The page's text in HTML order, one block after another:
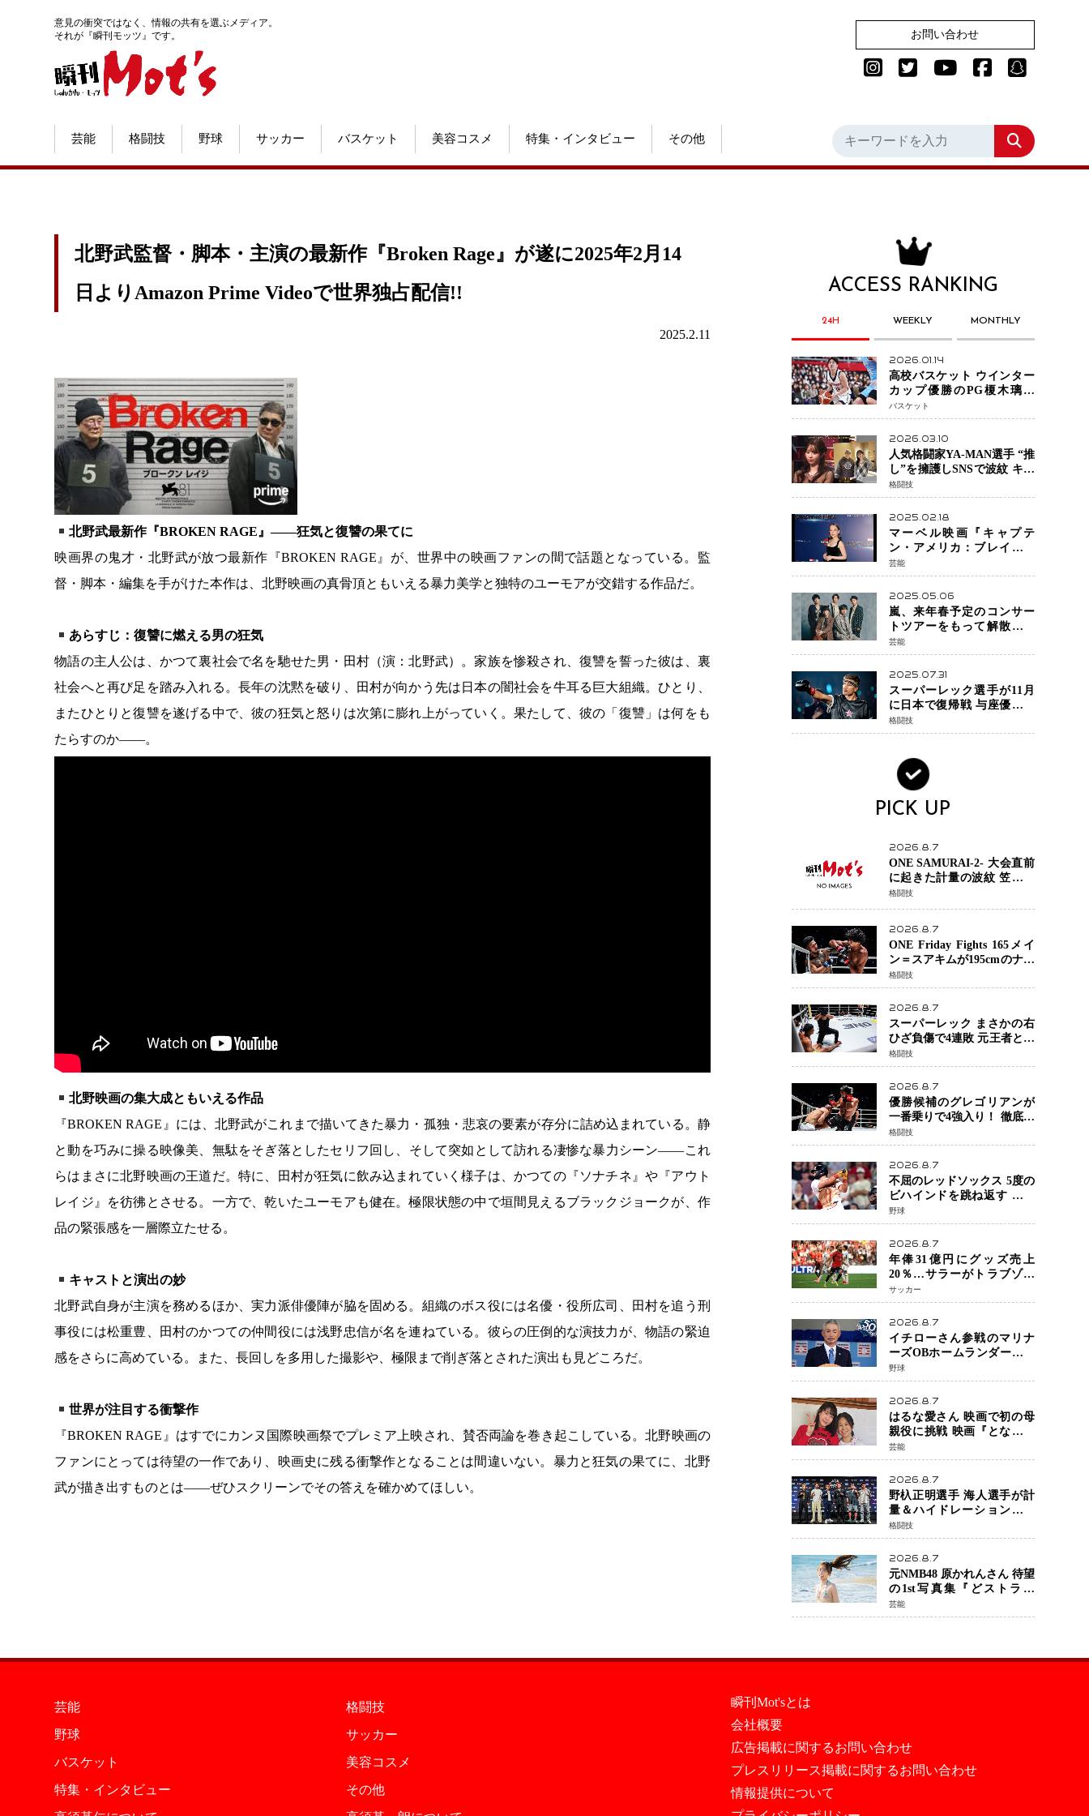
意見の衝突ではなく、情報の共有を選ぶメディア。
それが『瞬刊モッツ』です。
お問い合わせ
芸能 格闘技 野球 サッカー バスケット 美容コスメ 特集・インタビュー その他
北野武監督・脚本・主演の最新作『Broken Rage』が遂に2025年2月14
日よりAmazon Prime Videoで世界独占配信!!
2025.2.11
北野武最新作『BROKEN RAGE』——狂気と復讐の果てに
映画界の鬼才・北野武が放つ最新作『BROKEN RAGE』が、世界中の映画ファンの間で話題となっている。監
督・脚本・編集を手がけた本作は、北野映画の真骨頂ともいえる暴力美学と独特のユーモアが交錯する作品だ。
あらすじ：復讐に燃える男の狂気
物語の主人公は、かつて裏社会で名を馳せた男・田村（演：北野武）。家族を惨殺され、復讐を誓った彼は、裏
社会へと再び足を踏み入れる。長年の沈黙を破り、田村が向かう先は日本の闇社会を牛耳る巨大組織。ひとり、
またひとりと復讐を遂げる中で、彼の狂気と怒りは次第に膨れ上がっていく。果たして、彼の「復讐」は何をも
たらすのか——。
北野映画の集大成ともいえる作品
『BROKEN RAGE』には、北野武がこれまで描いてきた暴力・孤独・悲哀の要素が存分に詰め込まれている。静
と動を巧みに操る映像美、無駄をそぎ落としたセリフ回し、そして突如として訪れる凄惨な暴力シーン——これ
らはまさに北野映画の王道だ。特に、田村が狂気に飲み込まれていく様子は、かつての『ソナチネ』や『アウト
レイジ』を彷彿とさせる。一方で、乾いたユーモアも健在。極限状態の中で垣間見えるブラックジョークが、作
品の緊張感を一層際立たせる。
キャストと演出の妙
北野武自身が主演を務めるほか、実力派俳優陣が脇を固める。組織のボス役には名優・役所広司、田村を追う刑
事役には松重豊、田村のかつての仲間役には浅野忠信が名を連ねている。彼らの圧倒的な演技力が、物語の緊迫
感をさらに高めている。また、長回しを多用した撮影や、極限まで削ぎ落とされた演出も見どころだ。
世界が注目する衝撃作
『BROKEN RAGE』はすでにカンヌ国際映画祭でプレミア上映され、賛否両論を巻き起こしている。北野映画の
ファンにとっては待望の一作であり、映画史に残る衝撃作となることは間違いない。暴力と狂気の果てに、北野
武が描き出すものとは——ぜひスクリーンでその答えを確かめてほしい。
ACCESS RANKING
24H WEEKLY MONTHLY
2026.01.14
高校バスケット ウインター
カップ優勝のPG榎木璃旺
（えのき・りお）がプロの
現場へ―。
バスケット
2026.03.10
人気格闘家YA-MAN選手 “推
し”を擁護しSNSで波紋 キャ
バクラ番組騒動に参戦…結
果的にPR効果も？
格闘技
2025.02.18
マーベル映画『キャプテ
ン・アメリカ：ブレイブ・
ニュー・ワールド』 新ブラ
ック・ウィドウ役のシラ・
ハースとは！？
芸能
2025.05.06
嵐、来年春予定のコンサー
トツアーをもって解散 フ
ァンクラブも2026年5月末で
活動終了
芸能
2025.07.31
スーパーレック選手が11月
に日本で復帰戦 与座優貴選
手との激突に「すべての技
術を見せたい」
格闘技
PICK UP
2026.8.7
ONE SAMURAI-2- 大会直前
に起きた計量の波紋 笠原弘
希ら注目ファイターは契約
体重で決戦へ、山本歩夢と
格闘技
2026.8.7
ONE Friday Fights 165メイ
ン＝スアキムが195cmのナビ
ル・アナンからダウン奪
取！猛反撃を耐え抜き判定
勝利、8連勝を達成
格闘技
2026.8.7
スーパーレック まさかの右
ひざ負傷で4連敗 元王者とし
て異例の苦境…「アクシデ
ント」でも消えない危険信
号
格闘技
2026.8.7
優勝候補のグレゴリアンが
一番乗りで4強入り！ 徹底し
たローキックでウスビャン
を攻略、判定勝利
格闘技
2026.8.7
不屈のレッドソックス 5度の
ビハインドを跳ね返す 延長
13回サヨナラ勝ち 吉田正尚
選手も2安打1打点で貢献 4得
点以上は驚異の28連勝
野球
2026.8.7
年俸31億円にグッズ売上
20％…サラーがトラブゾン
スポル加入 世界サッカーは
「五大リーグ一強」から新
時代へ
サッカー
2026.8.7
イチローさん参戦のマリナ
ーズOBホームランダービー
が無料生配信 北米ならで
はの“魅せる興行”に世界が
注目
野球
2026.8.7
はるな愛さん 映画で初の母
親役に挑戦 映画『となりの
とらんす少女ちゃん』11月7
日公開 未来の自分との対話
を描く注目作
芸能
2026.8.7
野杁正明選手 海人選手が計
量＆ハイドレーションテス
トをクリア「ONE
SAMURAI 2」決戦へ万全の
準備整う
格闘技
2026.8.7
元NMB48 原かれんさん 待望
の1st写真集『どストライ
ク』発売決定 バリで魅せる
25歳の新境地
芸能
芸能
格闘技
野球
サッカー
バスケット
美容コスメ
特集・インタビュー
その他
瞬刊Mot'sとは
会社概要
広告掲載に関するお問い合わせ
プレスリリース掲載に関するお問い合わせ
情報提供について